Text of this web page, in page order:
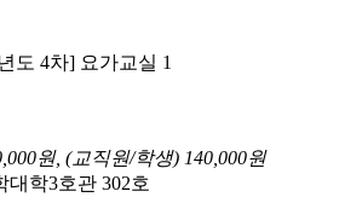
도 4차] 요가교실 1
원, (교직원/학생) 140,000원
대학3호관 302호